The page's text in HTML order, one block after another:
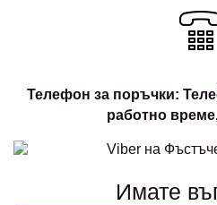
Телефон за поръчки:
работно
Имате